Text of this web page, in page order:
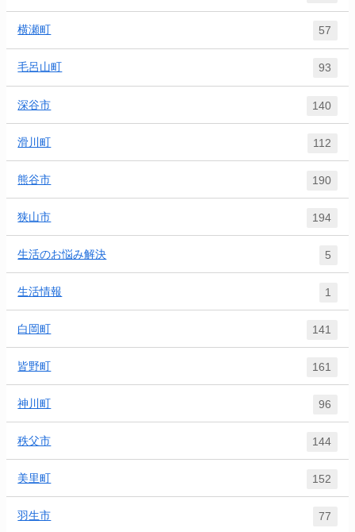
横瀬町 57
毛呂山町 93
深谷市 140
滑川町 112
熊谷市 190
狭山市 194
生活のお悩み解決 5
生活情報 1
白岡町 141
皆野町 161
神川町 96
秩父市 144
美里町 152
羽生市 77